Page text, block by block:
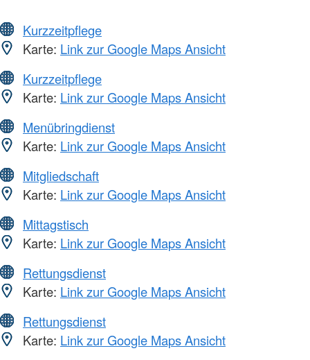
Kurzzeitpflege
Karte: Link zur Google Maps Ansicht
Kurzzeitpflege
Karte: Link zur Google Maps Ansicht
Menübringdienst
Karte: Link zur Google Maps Ansicht
Mitgliedschaft
Karte: Link zur Google Maps Ansicht
Mittagstisch
Karte: Link zur Google Maps Ansicht
Rettungsdienst
Karte: Link zur Google Maps Ansicht
Rettungsdienst
Karte: Link zur Google Maps Ansicht